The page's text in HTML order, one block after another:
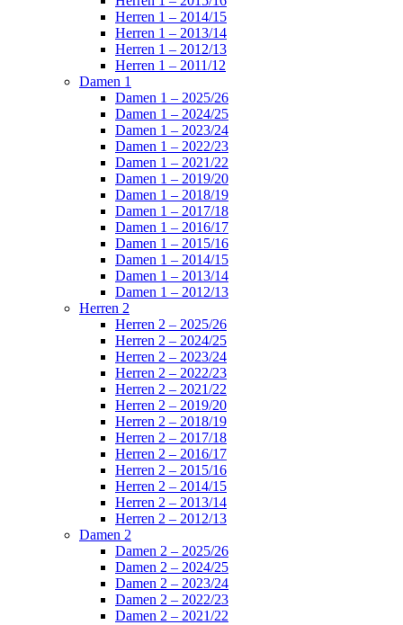
Herren 1 – 2014/15
Herren 1 – 2013/14
Herren 1 – 2012/13
Herren 1 – 2011/12
Damen 1
Damen 1 – 2025/26
Damen 1 – 2024/25
Damen 1 – 2023/24
Damen 1 – 2022/23
Damen 1 – 2021/22
Damen 1 – 2019/20
Damen 1 – 2018/19
Damen 1 – 2017/18
Damen 1 – 2016/17
Damen 1 – 2015/16
Damen 1 – 2014/15
Damen 1 – 2013/14
Damen 1 – 2012/13
Herren 2
Herren 2 – 2025/26
Herren 2 – 2024/25
Herren 2 – 2023/24
Herren 2 – 2022/23
Herren 2 – 2021/22
Herren 2 – 2019/20
Herren 2 – 2018/19
Herren 2 – 2017/18
Herren 2 – 2016/17
Herren 2 – 2015/16
Herren 2 – 2014/15
Herren 2 – 2013/14
Herren 2 – 2012/13
Damen 2
Damen 2 – 2025/26
Damen 2 – 2024/25
Damen 2 – 2023/24
Damen 2 – 2022/23
Damen 2 – 2021/22